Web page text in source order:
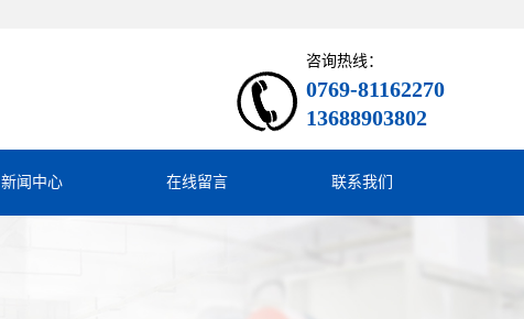
咨询热线：
0769-81162270
13688903802
新闻中心 在线留言 联系我们